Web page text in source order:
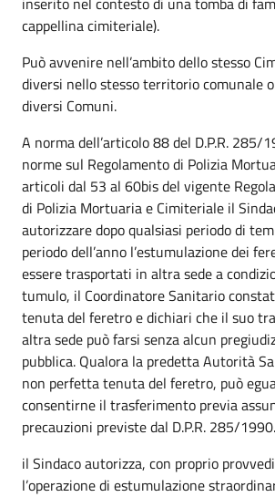
cappellina cimiteriale).
Può avvenire nell’ambito dello stesso
diversi nello stesso territorio comunale
diversi Comuni.
A norma dell’articolo 88 del D.P.R. 285/
norme sul Regolamento di Polizia
articoli dal 53 al 60bis del vigente
di Polizia Mortuaria e Cimiteriale il
autorizzare dopo qualsiasi periodo di
periodo dell’anno l’estumulazione dei
essere trasportati in altra sede a
tumulo, il Coordinatore Sanitario
tenuta del feretro e dichiari che il suo
altra sede può farsi senza alcun
pubblica. Qualora la predetta Autorità
non perfetta tenuta del feretro, può
consentirne il trasferimento previa
precauzioni previste dal D.P.R. 285/1990.
il Sindaco autorizza, con proprio
l’operazione di estumulazione